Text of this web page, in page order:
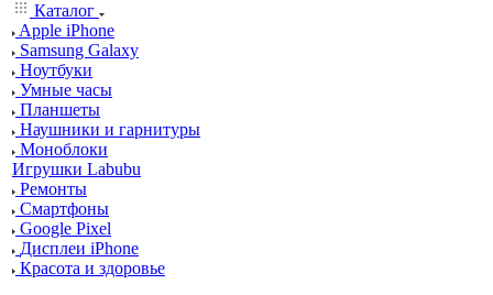
Каталог
Apple iPhone
Samsung Galaxy
Ноутбуки
Умные часы
Планшеты
Наушники и гарнитуры
Моноблоки
Игрушки Labubu
Ремонты
Смартфоны
Google Pixel
Дисплеи iPhone
Красота и здоровье